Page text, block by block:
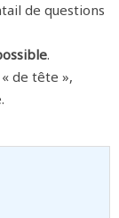
de questions
.
de tête »,